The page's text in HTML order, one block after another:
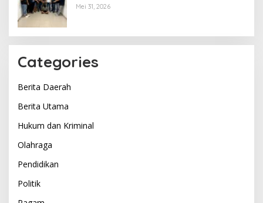
Mei 31, 2026
Categories
Berita Daerah
Berita Utama
Hukum dan Kriminal
Olahraga
Pendidikan
Politik